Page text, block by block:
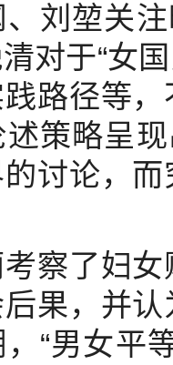
刘堃关
对于“女
路径等
策略呈
讨论，
了妇女
果，并
“男女平